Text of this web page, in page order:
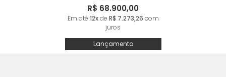
R$ 68.900,00
Em até 12xde R$ 7.273,26 com
juros
Lançamento